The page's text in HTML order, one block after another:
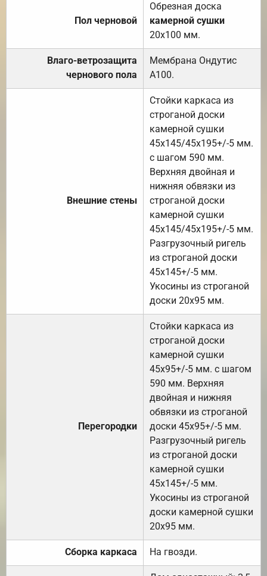
Пол черновой
Обрезная доска
камерной сушки
20х100 мм.
Влаго-ветрозащита
чернового пола
Мембрана Ондутис
А100.
Внешние стены
Стойки каркаса из
строганой доски
камерной сушки
45х145/45х195+/-5 мм.
с шагом 590 мм.
Верхняя двойная и
нижняя обвязки из
строганой доски
камерной сушки
45х145/45х195+/-5 мм.
Разгрузочный ригель
из строганой доски
45х145+/-5 мм.
Укосины из строганой
доски 20х95 мм.
Перегородки
Стойки каркаса из
строганой доски
камерной сушки
45х95+/-5 мм. с шагом
590 мм. Верхняя
двойная и нижняя
обвязки из строганой
доски 45х95+/-5 мм.
Разгрузочный ригель
из строганой доски
камерной сушки
45х145+/-5 мм.
Укосины из строганой
доски камерной сушки
20х95 мм.
Сборка каркаса На гвозди.